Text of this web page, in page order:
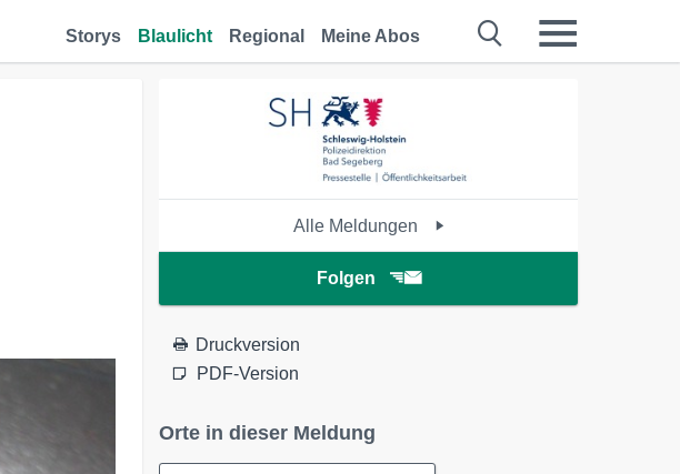
Storys Blaulicht Regional Meine Abos
Alle Meldungen
Folgen
Druckversion
PDF-Version
Orte in dieser Meldung